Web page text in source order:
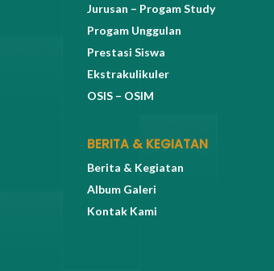
Jurusan – Progam Study
Progam Unggulan
Prestasi Siswa
Ekstrakulikuler
OSIS – OSIM
BERITA & KEGIATAN
Berita & Kegiatan
Album Galeri
Kontak Kami